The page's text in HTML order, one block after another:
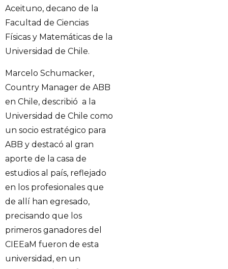
Aceituno, decano de la
Facultad de Ciencias
Físicas y Matemáticas de la
Universidad de Chile.
Marcelo Schumacker,
Country Manager de ABB
en Chile, describió a la
Universidad de Chile como
un socio estratégico para
ABB y destacó al gran
aporte de la casa de
estudios al país, reflejado
en los profesionales que
de allí han egresado,
precisando que los
primeros ganadores del
CIEEaM fueron de esta
universidad, en un